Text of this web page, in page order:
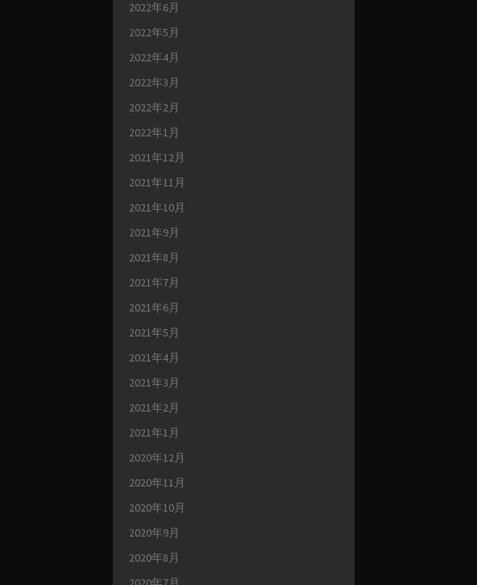
2022年6月
2022年5月
2022年4月
2022年3月
2022年2月
2022年1月
2021年12月
2021年11月
2021年10月
2021年9月
2021年8月
2021年7月
2021年6月
2021年5月
2021年4月
2021年3月
2021年2月
2021年1月
2020年12月
2020年11月
2020年10月
2020年9月
2020年8月